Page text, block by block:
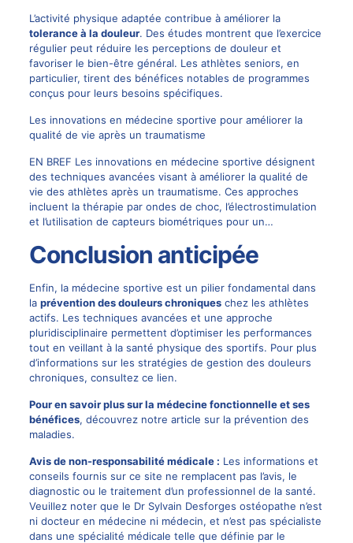
L’activité physique adaptée contribue à améliorer la
tolerance à la douleur. Des études montrent que l’exercice
régulier peut réduire les perceptions de douleur et
favoriser le bien-être général. Les athlètes seniors, en
particulier, tirent des bénéfices notables de programmes
conçus pour leurs besoins spécifiques.
Les innovations en médecine sportive pour améliorer la
qualité de vie après un traumatisme
EN BREF Les innovations en médecine sportive désignent
des techniques avancées visant à améliorer la qualité de
vie des athlètes après un traumatisme. Ces approches
incluent la thérapie par ondes de choc, l’électrostimulation
et l’utilisation de capteurs biométriques pour un…
Conclusion anticipée
Enfin, la médecine sportive est un pilier fondamental dans
la prévention des douleurs chroniqueschez les athlètes
actifs. Les techniques avancées et une approche
pluridisciplinaire permettent d’optimiser les performances
tout en veillant à la santé physique des sportifs. Pour plus
d’informations sur les stratégies de gestion des douleurs
chroniques, consultez ce lien.
Pour en savoir plus sur la médecine fonctionnelle et ses
bénéfices, découvrez notre article sur la prévention des
maladies.
Avis de non-responsabilité médicale : Les informations et
conseils fournis sur ce site ne remplacent pas l’avis, le
diagnostic ou le traitement d’un professionnel de la santé.
Veuillez noter que le Dr Sylvain Desforges ostéopathe n’est
ni docteur en médecine ni médecin, et n’est pas spécialiste
dans une spécialité médicale telle que définie par le